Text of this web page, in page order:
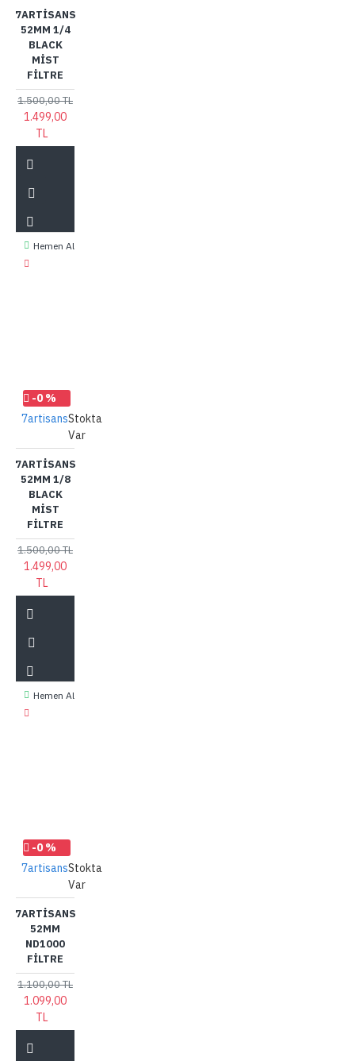
7ARTISANS
52MM 1/4
BLACK
MIST
FILTRE
1.500,00 TL
1.499,00
TL
Hemen Al
-0 %
7artisansStokta
Var
7ARTISANS
52MM 1/8
BLACK
MIST
FILTRE
1.500,00 TL
1.499,00
TL
Hemen Al
-0 %
7artisansStokta
Var
7ARTISANS
52MM
ND1000
FILTRE
1.100,00 TL
1.099,00
TL